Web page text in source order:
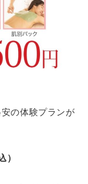
の体験プランが
）